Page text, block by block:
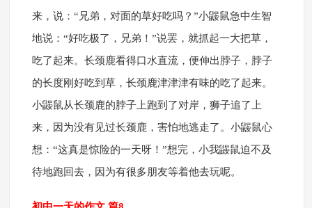
来，说：“兄弟，对面的草好吃吗？”小鼹鼠急中生智
地说：“好吃极了，兄弟！”说罢，就抓起一大把草，
吃了起来。长颈鹿看得口水直流，便伸出脖子，脖子
的长度刚好吃到草，长颈鹿津津津有味的吃了起来。
小鼹鼠从长颈鹿的脖子上跑到了对岸，狮子追了上
来，因为没有见过长颈鹿，害怕地逃走了。小鼹鼠心
想：“这真是惊险的一天呀！”想完，小我鼹鼠迫不及
待地跑回去，因为有很多朋友等着他去玩呢。